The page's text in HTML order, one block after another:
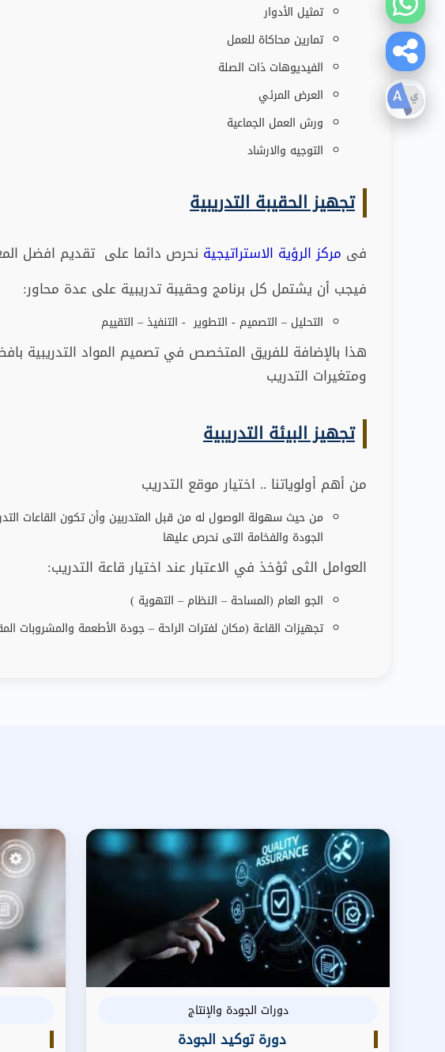
تمثيل الأدوار
تمارين محاكاة للعمل
الفيديوهات ذات الصلة
العرض المرئي
ورش العمل الجماعية
التوجيه والارشاد
تجهيز الحقيبة التدريبية
فى مركز الرؤية الاستراتيجية نحرص دائما على تقديم افضل
فيجب أن يشتمل كل برنامج وحقيبة تدريبية على عدة محاور:
التحليل – التصميم - التطوير - التنفيذ – التقييم
هذا بالإضافة للفريق المتخصص في تصميم المواد التدريبية
ومتغيرات التدريب
تجهيز البيئة التدريبية
من أهم أولوياتنا .. اختيار موقع التدريب
من حيث سهولة الوصول له من قبل المتدربين وأن تكون القاعات
الجودة والفخامة التى نحرص عليها
العوامل الثى ثؤخذ في الاعتبار عند اختيار قاعة التدريب:
الجو العام (المساحة – النظام – التهوية )
تجهيزات القاعة (مكان لفترات الراحة –جودة الأطعمة والمشروبات
دورات الجودة والإنتاج
دورة توكيد الجودة